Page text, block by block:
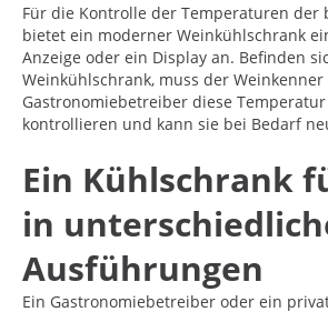
Für die Kontrolle der Temperaturen der
bietet ein moderner Weinkühlschrank
Anzeige oder ein Display an. Befinden
Weinkühlschrank, muss der
Gastronomiebetreiber diese
kontrollieren und kann sie bei Bedarf
Ein Kühlschrank
in
Ausführungen
Ein Gastronomiebetreiber oder ein